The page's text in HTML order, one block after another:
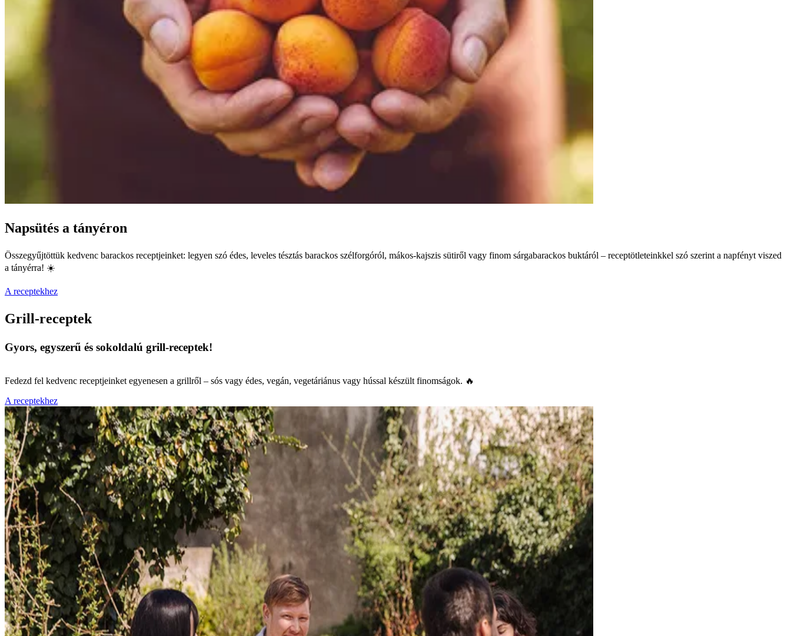
Napsütés a tányéron
Összegyűjtöttük kedvenc barackos receptjeinket: legyen szó édes, leveles tésztás barackos szélforgóról, mákos-kajszis sütiről vagy finom sárgabarackos buktáról – receptötleteinkkel szó szerint a napfényt viszed
a tányérra! ☀️
A receptekhez
Grill-receptek
Gyors, egyszerű és sokoldalú grill-receptek!
Fedezd fel kedvenc receptjeinket egyenesen a grillről – sós vagy édes, vegán, vegetáriánus vagy hússal készült finomságok. 🔥
A receptekhez